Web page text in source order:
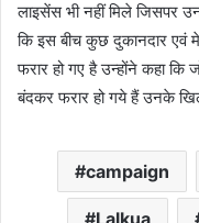
लाइसेंस भी नहीं मिले जिसपर
कि इस बीच कुछ दुकानदार एवं
फरार हो गए है उन्होंने कहा कि
बंदकर फरार हो गये हैं उनके
campaign
Lalkua